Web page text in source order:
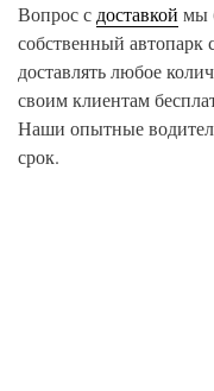
Вопрос с доставкой мы
собственный
доставлять любое
своим клиентам
Наши опытные
срок.